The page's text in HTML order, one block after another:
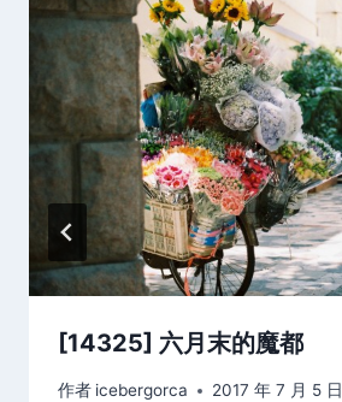
[14325] 六月末的魔都
作者 icebergorca 2017 年 7 月 5 日